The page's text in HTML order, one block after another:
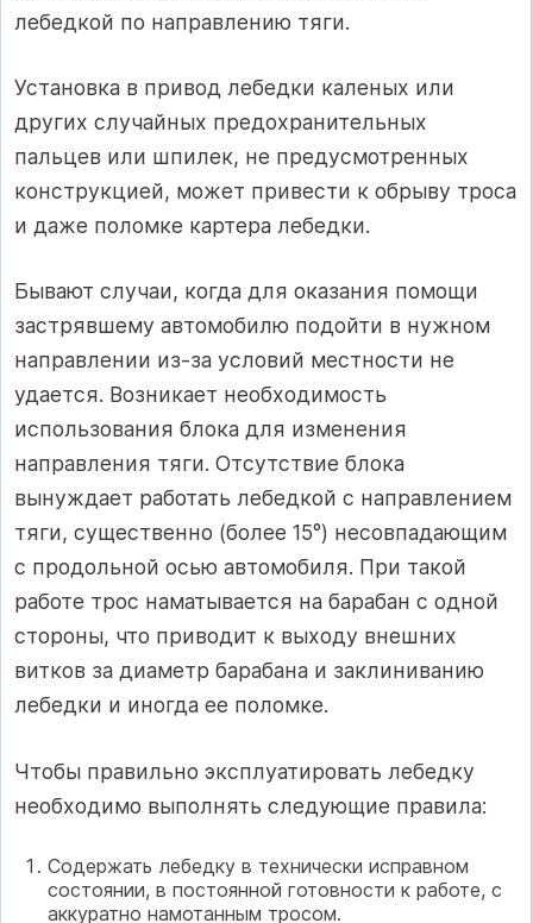
лебедкой по направлению тяги.
Установка в привод лебедки каленых или
других случайных предохранительных
пальцев или шпилек, не предусмотренных
конструкцией, может привести к обрыву троса
и даже поломке картера лебедки.
Бывают случаи, когда для оказания помощи
застрявшему автомобилю подойти в нужном
направлении из-за условий местности не
удается. Возникает необходимость
использования блока для изменения
направления тяги. Отсутствие блока
вынуждает работать лебедкой с направлением
тяги, существенно (более 15°) несовпадающим
с продольной осью автомобиля. При такой
работе трос наматывается на барабан с одной
стороны, что приводит к выходу внешних
витков за диаметр барабана и заклиниванию
лебедки и иногда ее поломке.
Чтобы правильно эксплуатировать лебедку
необходимо выполнять следующие правила:
Содержать лебедку в технически исправном
состоянии, в постоянной готовности к работе, с
аккуратно намотанным тросом.